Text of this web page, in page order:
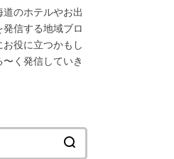
のホテルやお出
信する地域ブロ
役に立つかもし
く発信していき